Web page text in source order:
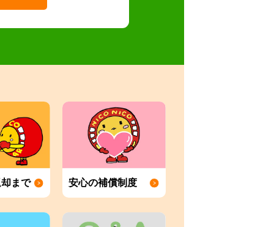
まで 安心の補償制度